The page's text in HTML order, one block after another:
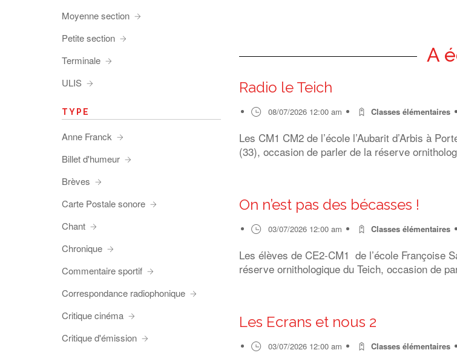
A
Radio le Teich
08/07/2026 12:00 am Classes élémentaires
Les CM1 CM2 de l’école l’Aubarit d’Arbis à
(33), occasion de parler de la réserve
On n’est pas des bécasses !
03/07/2026 12:00 am Classes élémentaires
Les élèves de CE2-CM1 de l’école Françoise
réserve ornithologique du Teich, occasion de
Les Ecrans et nous 2
03/07/2026 12:00 am Classes élémentaires
Moyenne section
Petite section
Terminale
ULIS
TYPE
Anne Franck
Billet d'humeur
Brèves
Carte Postale sonore
Chant
Chronique
Commentaire sportif
Correspondance radiophonique
Critique cinéma
Critique d'émission